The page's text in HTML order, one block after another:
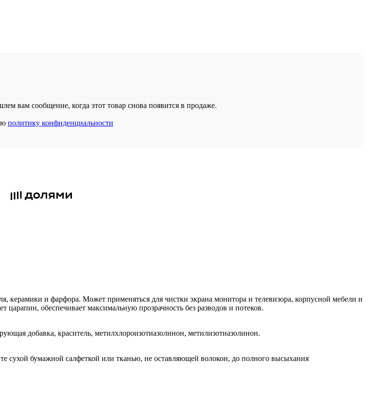
вам сообщение, когда этот товар снова появится в продаже.
политику конфиденциальности
керамики и фарфора. Может применяться для чистки экрана монитора и телевизора, корпусной мебели и
царапин, обеспечивает максимальную прозрачность без разводов и потеков.
добавка, краситель, метилхлороизотиазолинон, метилизотиазолинон.
сухой бумажной салфеткой или тканью, не оставляющей волокон, до полного высыхания